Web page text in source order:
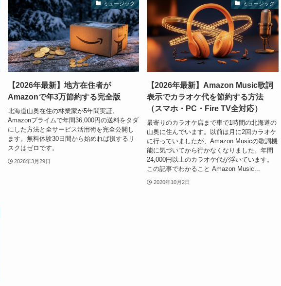
ミュージック
【2026年最新】地方在住者が
Amazonで年3万節約する完全版
北海道山奥在住の林業家が5年間実証。
Amazonプライムで年間36,000円の送料をタダ
にした方法と全サービス活用術を完全公開し
ます。無料体験30日間から始めれば損するリ
スクはゼロです。
2026年3月29日
ミュージック
【2026年最新】Amazon Music歌詞
表示でカラオケ代を節約する方法
（スマホ・PC・Fire TV全対応）
最寄りのカラオケ店まで車で1時間の北海道の
山奥に住んでいます。以前は月に2回カラオケ
に行っていましたが、Amazon Musicの歌詞機
能に気づいてから行かなくなりました。年間
24,000円以上のカラオケ代が浮いています。
この記事でわかること Amazon Music...
2020年10月2日